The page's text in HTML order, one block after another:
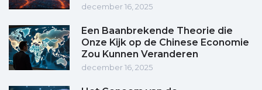
december 16, 2025
Een Baanbrekende Theorie die
Onze Kijk op de Chinese Economie
Zou Kunnen Veranderen
december 16, 2025